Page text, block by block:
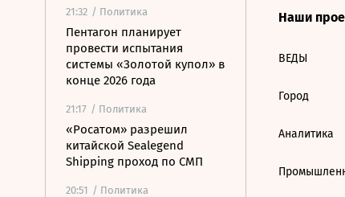
21:32 / Политика
Пентагон планирует
провести испытания
системы «Золотой купол» в
конце 2026 года
21:17 / Политика
«Росатом» разрешил
китайской Sealegend
Shipping проход по СМП
20:51 / Политика
Наши
ВЕДЫ
Город
Аналитика